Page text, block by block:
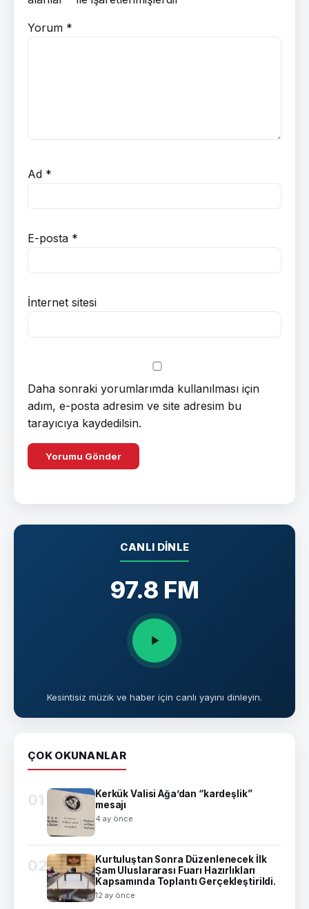
Yorum *
Ad *
E-posta *
İnternet sitesi
Daha sonraki yorumlarımda kullanılması için
adım, e-posta adresim ve site adresim bu
tarayıcıya kaydedilsin.
CANLI DINLE
97.8 FM
Kesintisiz müzik ve haber için canlı yayını dinleyin.
ÇOK OKUNANLAR
01
Kerkük Valisi Ağa’dan “kardeşlik”
mesajı
4 ay önce
02
Kurtuluştan Sonra Düzenlenecek İlk
Şam Uluslararası Fuarı Hazırlıkları
Kapsamında Toplantı Gerçekleştirildi.
12 ay önce